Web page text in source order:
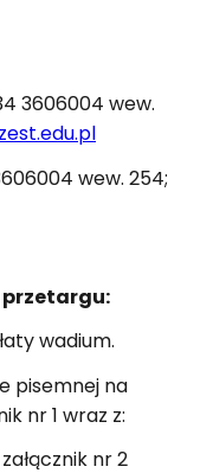
3606004 wew.
wew. 254;
wadium.
pisemnej na
nr 1 wraz z:
nr 2